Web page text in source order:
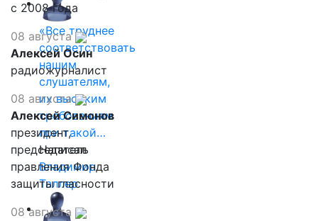
«Все труднее
соответствовать
нашим
слушателям,
их высоким
требованиям
при такой…
Написал
Владимир
Таллер
с 2008 года
08 августа
Алексей Осин
радиожурналист
08 августа
Алексей Симонов
президент,
председатель
правления Фонда
защиты гласности
08 августа